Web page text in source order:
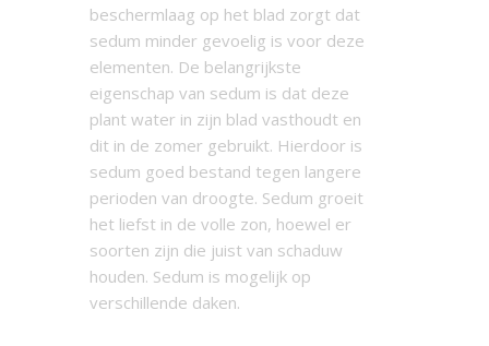
beschermlaag op het blad zorgt dat
sedum minder gevoelig is voor deze
elementen. De belangrijkste
eigenschap van sedum is dat deze
plant water in zijn blad vasthoudt en
dit in de zomer gebruikt. Hierdoor is
sedum goed bestand tegen langere
perioden van droogte. Sedum groeit
het liefst in de volle zon, hoewel er
soorten zijn die juist van schaduw
houden. Sedum is mogelijk op
verschillende daken.